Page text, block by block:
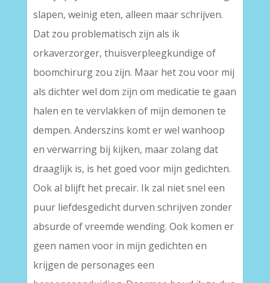
slapen, weinig eten, alleen maar schrijven.
Dat zou problematisch zijn als ik
orkaverzorger, thuisverpleegkundige of
boomchirurg zou zijn. Maar het zou voor mij
als dichter wel dom zijn om medicatie te gaan
halen en te vervlakken of mijn demonen te
dempen. Anderszins komt er wel wanhoop
en verwarring bij kijken, maar zolang dat
draaglijk is, is het goed voor mijn gedichten.
Ook al blijft het precair. Ik zal niet snel een
puur liefdesgedicht durven schrijven zonder
absurde of vreemde wending. Ook komen er
geen namen voor in mijn gedichten en
krijgen de personages een